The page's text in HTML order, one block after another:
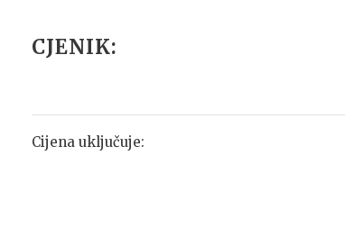
CJENIK:
Cijena uključuje: